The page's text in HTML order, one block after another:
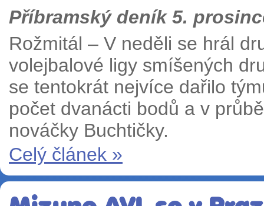
Příbramský deník 5.
Rožmitál – V neděli se hrál
volejbalové ligy smíšených
se tentokrát nejvíce dařilo
počet dvanácti bodů a v
nováčky Buchtičky.
Celý článek »